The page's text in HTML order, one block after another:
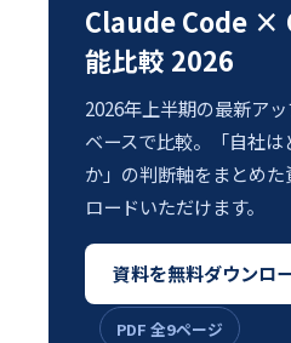
Claude Code ×
能比較 2026
2026年上半期の最新ア
ベースで比較。「自社
か」の判断軸をまとめ
ロードいただけます。
資料を無料ダウンロ
PDF 全9ページ